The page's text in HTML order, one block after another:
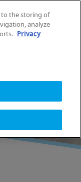
to the storing of
analyze
Privacy